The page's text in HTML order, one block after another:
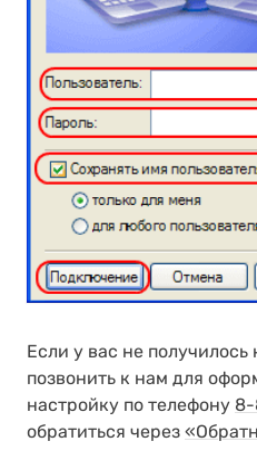
Если у вас не
позвонить к нам для
настройку по телефону 8-
обратиться через